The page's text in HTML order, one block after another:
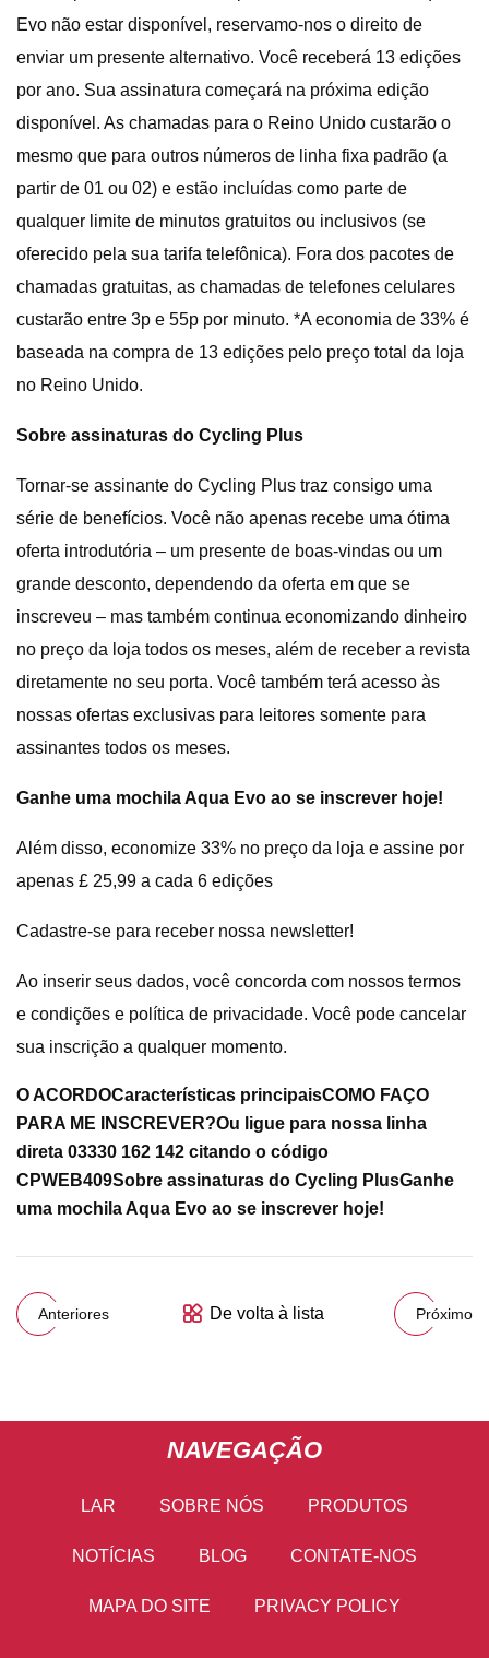
Evo não estar disponível, reservamo-nos o direito de
enviar um presente alternativo. Você receberá 13 edições
por ano. Sua assinatura começará na próxima edição
disponível. As chamadas para o Reino Unido custarão o
mesmo que para outros números de linha fixa padrão (a
partir de 01 ou 02) e estão incluídas como parte de
qualquer limite de minutos gratuitos ou inclusivos (se
oferecido pela sua tarifa telefônica). Fora dos pacotes de
chamadas gratuitas, as chamadas de telefones celulares
custarão entre 3p e 55p por minuto. *A economia de 33% é
baseada na compra de 13 edições pelo preço total da loja
no Reino Unido.
Sobre assinaturas do Cycling Plus
Tornar-se assinante do Cycling Plus traz consigo uma
série de benefícios. Você não apenas recebe uma ótima
oferta introdutória – um presente de boas-vindas ou um
grande desconto, dependendo da oferta em que se
inscreveu – mas também continua economizando dinheiro
no preço da loja todos os meses, além de receber a revista
diretamente no seu porta. Você também terá acesso às
nossas ofertas exclusivas para leitores somente para
assinantes todos os meses.
Ganhe uma mochila Aqua Evo ao se inscrever hoje!
Além disso, economize 33% no preço da loja e assine por
apenas £ 25,99 a cada 6 edições
Cadastre-se para receber nossa newsletter!
Ao inserir seus dados, você concorda com nossos termos
e condições e política de privacidade. Você pode cancelar
sua inscrição a qualquer momento.
O ACORDOCaracterísticas principaisCOMO FAÇO
PARA ME INSCREVER?Ou ligue para nossa linha
direta 03330 162 142 citando o código
CPWEB409Sobre assinaturas do Cycling PlusGanhe
uma mochila Aqua Evo ao se inscrever hoje!
Anteriores De volta à lista Próximo
NAVEGAÇÃO
LAR SOBRE NÓS PRODUTOS
NOTÍCIAS BLOG CONTATE-NOS
MAPA DO SITE PRIVACY POLICY